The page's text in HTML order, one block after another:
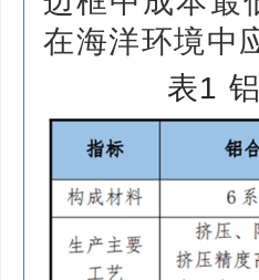
在海洋环境中
表1